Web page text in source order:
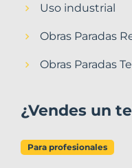
Uso industrial
Obras Paradas
Obras Paradas
¿Vendes un
Para profesionales